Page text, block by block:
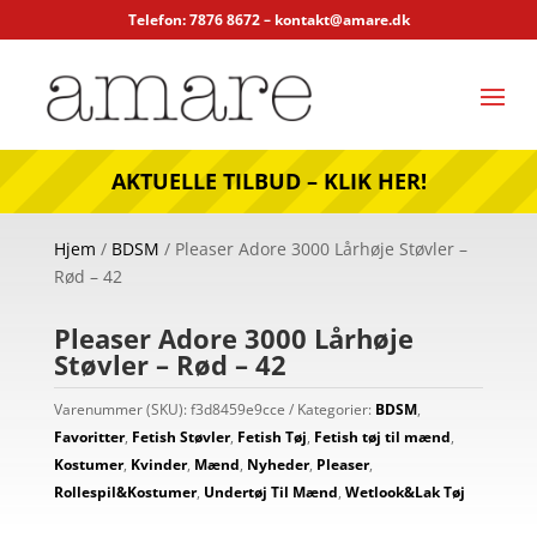
Telefon: 7876 8672 – kontakt@amare.dk
AKTUELLE TILBUD – KLIK HER!
Hjem / BDSM / Pleaser Adore 3000 Lårhøje Støvler –
Rød – 42
Pleaser Adore 3000 Lårhøje
Støvler – Rød – 42
Varenummer (SKU):f3d8459e9cce Kategorier: BDSM,
Favoritter, Fetish Støvler, Fetish Tøj, Fetish tøj til mænd,
Kostumer, Kvinder, Mænd, Nyheder, Pleaser,
Rollespil&Kostumer, Undertøj Til Mænd, Wetlook&Lak Tøj